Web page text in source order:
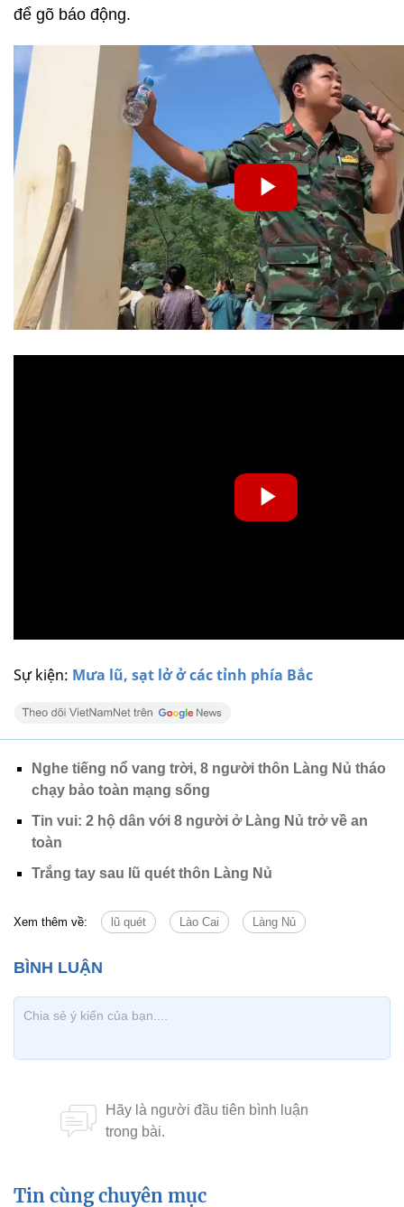
Sự kiện: Mưa lũ, sạt lở ở các tỉnh phía Bắc
để gõ báo động.
Nghe tiếng nổ vang trời, 8 người thôn Làng Nủ tháo
chạy bảo toàn mạng sống
Tin vui: 2 hộ dân với 8 người ở Làng Nủ trở về an
toàn
Trắng tay sau lũ quét thôn Làng Nủ
Xem thêm về: lũ quét Lào Cai Làng Nủ
Tin cùng chuyên mục